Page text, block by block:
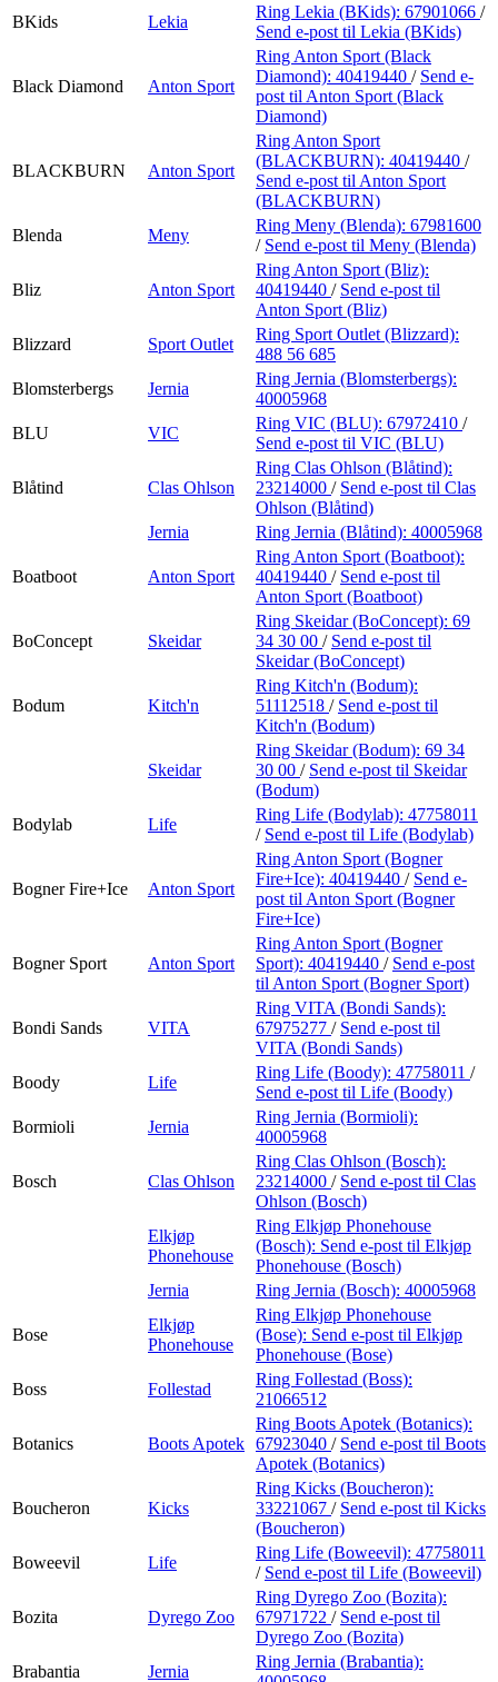
BKids
Lekia
Ring Lekia (BKids): 67901066 /
Send e-post til Lekia (BKids)
Black Diamond Anton Sport
Ring Anton Sport (Black
Diamond): 40419440 / Send e-
post til Anton Sport (Black
Diamond)
BLACKBURN Anton Sport
Ring Anton Sport
(BLACKBURN): 40419440 /
Send e-post til Anton Sport
(BLACKBURN)
Blenda
Meny
Ring Meny (Blenda): 67981600
/ Send e-post til Meny (Blenda)
Bliz Anton Sport
Ring Anton Sport (Bliz):
40419440 / Send e-post til
Anton Sport (Bliz)
Blizzard
Sport Outlet
Ring Sport Outlet (Blizzard):
488 56 685
Blomsterbergs
Jernia
Ring Jernia (Blomsterbergs):
40005968
BLU
VIC
Ring VIC (BLU): 67972410 /
Send e-post til VIC (BLU)
Blåtind Clas Ohlson
Ring Clas Ohlson (Blåtind):
23214000 / Send e-post til Clas
Ohlson (Blåtind)
Jernia
Ring Jernia (Blåtind): 40005968
Boatboot Anton Sport
Ring Anton Sport (Boatboot):
40419440 / Send e-post til
Anton Sport (Boatboot)
BoConcept Skeidar
Ring Skeidar (BoConcept): 69
34 30 00 / Send e-post til
Skeidar (BoConcept)
Bodum Kitch'n
Ring Kitch'n (Bodum):
51112518 / Send e-post til
Kitch'n (Bodum)
Skeidar
Ring Skeidar (Bodum): 69 34
30 00 / Send e-post til Skeidar
(Bodum)
Bodylab
Life
Ring Life (Bodylab): 47758011
/ Send e-post til Life (Bodylab)
Bogner Fire+Ice Anton Sport
Ring Anton Sport (Bogner
Fire+Ice): 40419440 / Send e-
post til Anton Sport (Bogner
Fire+Ice)
Bogner Sport Anton Sport
Ring Anton Sport (Bogner
Sport): 40419440 / Send e-post
til Anton Sport (Bogner Sport)
Bondi Sands VITA
Ring VITA (Bondi Sands):
67975277 / Send e-post til
VITA (Bondi Sands)
Boody
Life
Ring Life (Boody): 47758011 /
Send e-post til Life (Boody)
Bormioli
Jernia
Ring Jernia (Bormioli):
40005968
Bosch Clas Ohlson
Ring Clas Ohlson (Bosch):
23214000 / Send e-post til Clas
Ohlson (Bosch)
Elkjøp
Phonehouse
Ring Elkjøp Phonehouse
(Bosch): Send e-post til Elkjøp
Phonehouse (Bosch)
Jernia
Ring Jernia (Bosch): 40005968
Bose
Elkjøp
Phonehouse
Ring Elkjøp Phonehouse
(Bose): Send e-post til Elkjøp
Phonehouse (Bose)
Boss
Follestad
Ring Follestad (Boss):
21066512
Botanics Boots Apotek
Ring Boots Apotek (Botanics):
67923040 / Send e-post til Boots
Apotek (Botanics)
Boucheron Kicks
Ring Kicks (Boucheron):
33221067 / Send e-post til Kicks
(Boucheron)
Boweevil
Life
Ring Life (Boweevil): 47758011
/ Send e-post til Life (Boweevil)
Bozita Dyrego Zoo
Ring Dyrego Zoo (Bozita):
67971722 / Send e-post til
Dyrego Zoo (Bozita)
Brabantia
Jernia
Ring Jernia (Brabantia):